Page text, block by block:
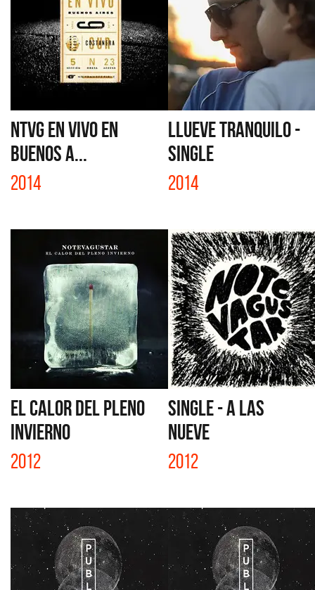
NTVG EN VIVO EN
BUENOS A...
2014
LLUEVE TRANQUILO -
SINGLE
2014
EL CALOR DEL PLENO
INVIERNO
2012
SINGLE - A LAS
NUEVE
2012